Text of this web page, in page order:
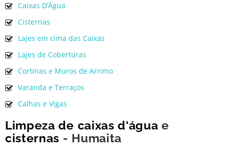
Caixas D’Água
Cisternas
Lajes em cima das Caixas
Lajes de Coberturas
Cortinas e Muros de Arrimo
Varanda e Terraços
Calhas e Vigas
Limpeza de caixas d'água e
cisternas - Humaita